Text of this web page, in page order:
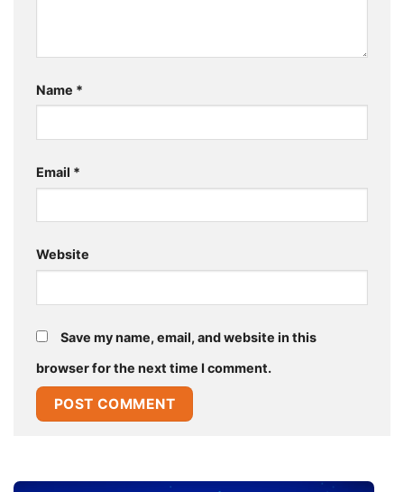
Name *
Email *
Website
Save my name, email, and website in this
browser for the next time I comment.